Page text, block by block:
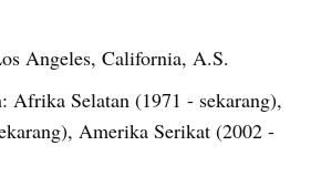
Angeles, California, A.S.
Afrika Selatan (1971 - sekarang),
Amerika Serikat (2002 -